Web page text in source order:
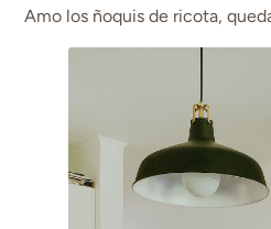
Amo los ñoquis de ricota,